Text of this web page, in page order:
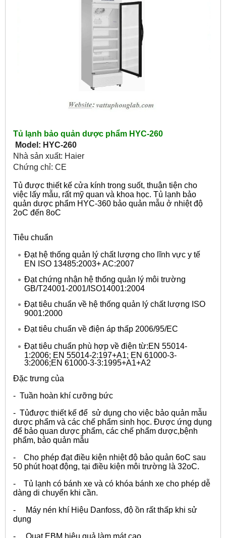
Tủ lạnh bảo quản dược phẩm HYC-260
Model: HYC-260
Nhà sản xuất: Haier
Chứng chỉ: CE
Tủ được thiết kế cửa kính trong suốt, thuận tiện cho
việc lấy mẫu, rất mỹ quan và khoa học. Tủ lạnh bảo
quản dược phẩm HYC-360 bảo quản mẫu ở nhiệt độ
2oC đến 8oC
Tiêu chuẩn
Đạt hệ thống quản lý chất lượng cho lĩnh vực y tế
EN ISO 13485:2003+ AC:2007
Đạt chứng nhận hệ thống quản lý môi trường
GB/T24001-2001/ISO14001:2004
Đạt tiêu chuẩn về hệ thống quản lý chất lượng ISO
9001:2000
Đạt tiêu chuẩn về điện áp thấp 2006/95/EC
Đạt tiêu chuẩn phù hợp về điện từ:EN 55014-
1:2006; EN 55014-2:197+A1; EN 61000-3-
3:2006;EN 61000-3-3:1995+A1+A2
Đặc trưng của
- Tuần hoàn khí cưỡng bức
- Tủđược thiết kế để sử dụng cho việc bảo quản mẫu
dược phẩm và các chế phẩm sinh học. Được ứng dụng
để bảo quan dược phẩm, các chế phẩm dược,bệnh
phẩm, bảo quản mẫu
- Cho phép đạt điều kiện nhiệt độ bảo quản 6oC sau
50 phút hoạt động, tại điều kiện môi trường là 32oC.
- Tủ lạnh có bánh xe và có khóa bánh xe cho phép dễ
dàng di chuyển khi cần.
- Máy nén khí Hiệu Danfoss, độ ồn rất thấp khi sử
dụng